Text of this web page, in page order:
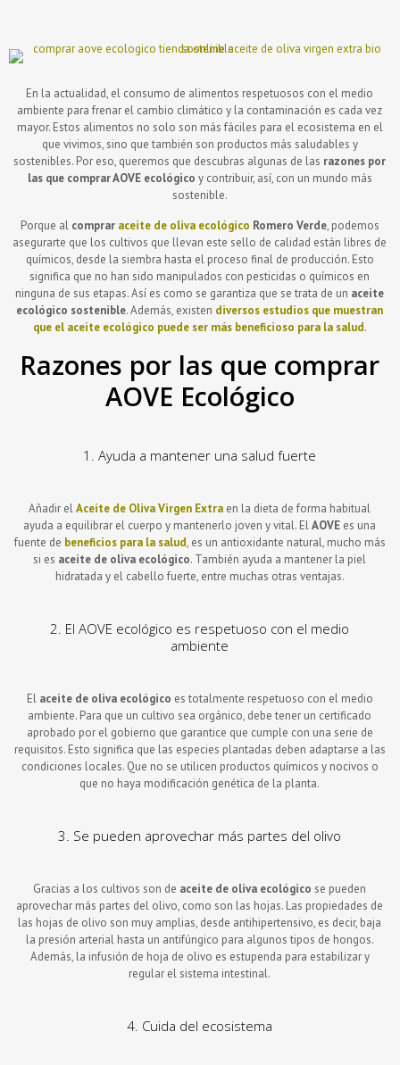
En la actualidad, el consumo de alimentos respetuosos con el medio
ambiente para frenar el cambio climático y la contaminación es cada vez
mayor. Estos alimentos no solo son más fáciles para el ecosistema en el
que vivimos, sino que también son productos más saludables y
sostenibles. Por eso, queremos que descubras algunas de las razones por
las que comprar AOVE ecológico y contribuir, así, con un mundo más
sostenible.
Porque al comprar aceite de oliva ecológico Romero Verde, podemos
asegurarte que los cultivos que llevan este sello de calidad están libres de
químicos, desde la siembra hasta el proceso final de producción. Esto
significa que no han sido manipulados con pesticidas o químicos en
ninguna de sus etapas. Así es como se garantiza que se trata de un aceite
ecológico sostenible. Además, existen diversos estudios que muestran
que el aceite ecológico puede ser más beneficioso para la salud.
Razones por las que comprar
AOVE Ecológico
1. Ayuda a mantener una salud fuerte
Añadir elAceite de Oliva Virgen Extra en la dieta de forma habitual
ayuda a equilibrar el cuerpo y mantenerlo joven y vital. ElAOVE es una
fuente de beneficios para la salud, es un antioxidante natural, mucho más
si es aceite de oliva ecológico. También ayuda a mantener la piel
hidratada y el cabello fuerte, entre muchas otras ventajas.
2. El AOVE ecológico es respetuoso con el medio
ambiente
El aceite de oliva ecológico es totalmente respetuoso con el medio
ambiente. Para que un cultivo sea orgánico, debe tener un certificado
aprobado por el gobierno que garantice que cumple con una serie de
requisitos. Esto significa que las especies plantadas deben adaptarse a las
condiciones locales. Que no se utilicen productos químicos y nocivos o
que no haya modificación genética de la planta.
3. Se pueden aprovechar más partes del olivo
Gracias a los cultivos son de aceite de oliva ecológico se pueden
aprovechar más partes del olivo, como son las hojas. Las propiedades de
las hojas de olivo son muy amplias, desde antihipertensivo, es decir, baja
la presión arterial hasta un antifúngico para algunos tipos de hongos.
Además, la infusión de hoja de olivo es estupenda para estabilizar y
regular el sistema intestinal.
4. Cuida del ecosistema